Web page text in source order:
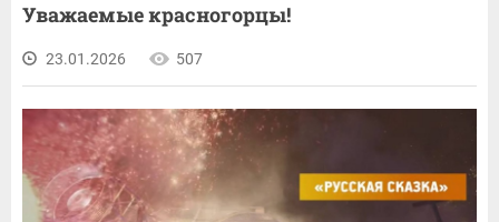
Уважаемые красногорцы!
23.01.2026 507